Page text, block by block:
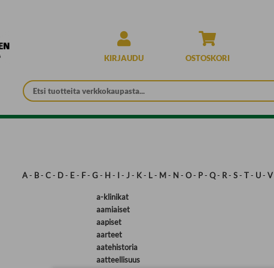
KIRJAUDU OSTOSKORI
A- B-C- D- E- F-G- H - I -J - K- L- M - N -O- P-Q- R-S-T- U-V
a-klinikat
aamiaiset
aapiset
aarteet
aatehistoria
aatteellisuus